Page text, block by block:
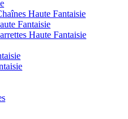
Haute Fantaisie
Fantaisie
Haute Fantaisie